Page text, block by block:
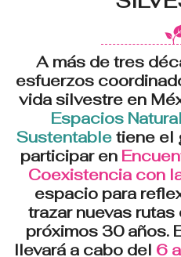
A más de tres
esfuerzos
vida silvestre en
Espacios
Sustentabletiene el
participar en
Coexistencia con
espacio para
trazar nuevas
próximos 30 años.
llevará a cabo del 6